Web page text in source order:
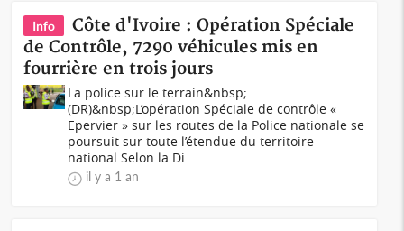
Info
Côte d'Ivoire : Opération Spéciale
de Contrôle, 7290 véhicules mis en
fourrière en trois jours
La police sur le terrain&nbsp;
(DR)&nbsp;L’opération Spéciale de contrôle «
Epervier » sur les routes de la Police nationale se
poursuit sur toute l’étendue du territoire
national.Selon la Di...
il y a 1 an